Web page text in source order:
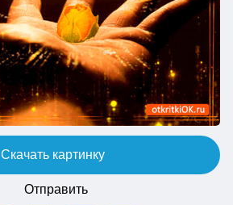
Скачать картинку
Отправить